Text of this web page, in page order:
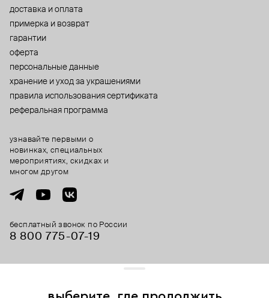
доставка и оплата
примерка и возврат
гарантии
оферта
персональные данные
хранение и уход за украшениями
правила использования сертификата
реферальная программа
бесплатный звонок по России
8 800 775⁠-07⁠-19
узнавайте первыми о
новинках, специальных
мероприятиях, скидках и
многом другом